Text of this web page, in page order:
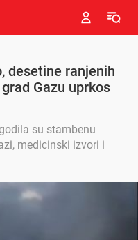
desetine ranjenih
Gazu uprkos
su stambenu
medicinski izvori i